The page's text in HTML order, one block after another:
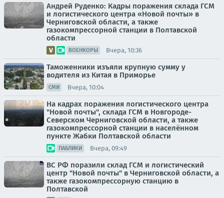
Андрей Руденко: Кадры поражения склада ГСМ
и логистического центра «Новой почты» в
Черниговской области, а также
газокомпрессорной станции в Полтавской
области
ВОЕНКОРЫ Вчера, 10:36
Таможенники изъяли крупную сумму у
водителя из Китая в Приморье
СМИ Вчера, 10:04
На кадрах поражения логистического центра
"Новой почты", склада ГСМ в Новгороде-
Северском Черниговской области, а также
газокомпрессорной станции в населённом
пункте Жабки Полтавской области
ПАБЛИКИ Вчера, 09:49
ВС РФ поразили склад ГСМ и логистический
центр "Новой почты" в Черниговской области, а
также газокомпрессорную станцию в
Полтавской